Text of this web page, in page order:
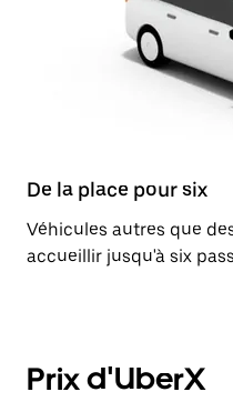
De la place pour six
Véhicules autres que
accueillir jusqu'à six
Prix d'UberX